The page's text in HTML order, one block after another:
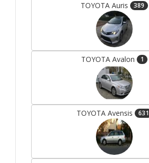
TOYOTA Auris 389
TOYOTA Avalon 1
TOYOTA Avensis 631